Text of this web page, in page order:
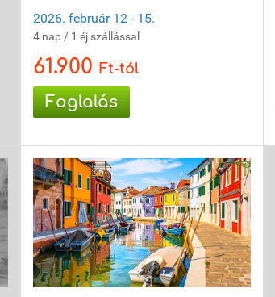
2026. február 12 - 15.
4 nap / 1 éj szállással
61.900 Ft-tól
Foglalás